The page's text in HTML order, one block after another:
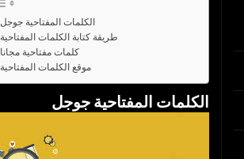
الكلمات المفتاحية جوجل
طريقة كتابة الكلمات المفتاحية
كلمات مفتاحية مجانا
موقع الكلمات المفتاحية
الكلمات المفتاحية جوجل